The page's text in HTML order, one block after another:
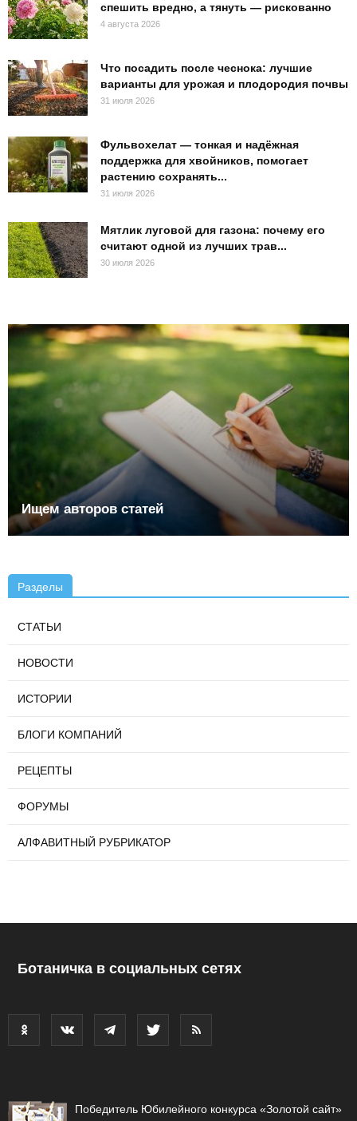
спешить вредно, а тянуть — рискованно
4 августа 2026
Что посадить после чеснока: лучшие
варианты для урожая и плодородия почвы
31 июля 2026
Фульвохелат — тонкая и надёжная
поддержка для хвойников, помогает
растению сохранять...
31 июля 2026
Мятлик луговой для газона: почему его
считают одной из лучших трав...
30 июля 2026
Ищем авторов статей
Разделы
СТАТЬИ
НОВОСТИ
ИСТОРИИ
БЛОГИ КОМПАНИЙ
РЕЦЕПТЫ
ФОРУМЫ
АЛФАВИТНЫЙ РУБРИКАТОР
Ботаничка в социальных сетях
Победитель Юбилейного конкурса «Золотой сайт»